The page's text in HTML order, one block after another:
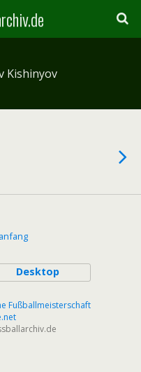
Kishinyov
Desktop
Fußballmeisterschaft